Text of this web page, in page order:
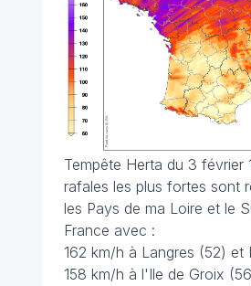
Tempête Herta du 3 février
rafales les plus fortes sont
les Pays de ma Loire et le
France avec :
162 km/h à Langres (52) et
158 km/h à l'Ile de Groix